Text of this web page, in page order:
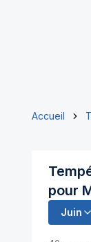
Accueil
pour
Juin